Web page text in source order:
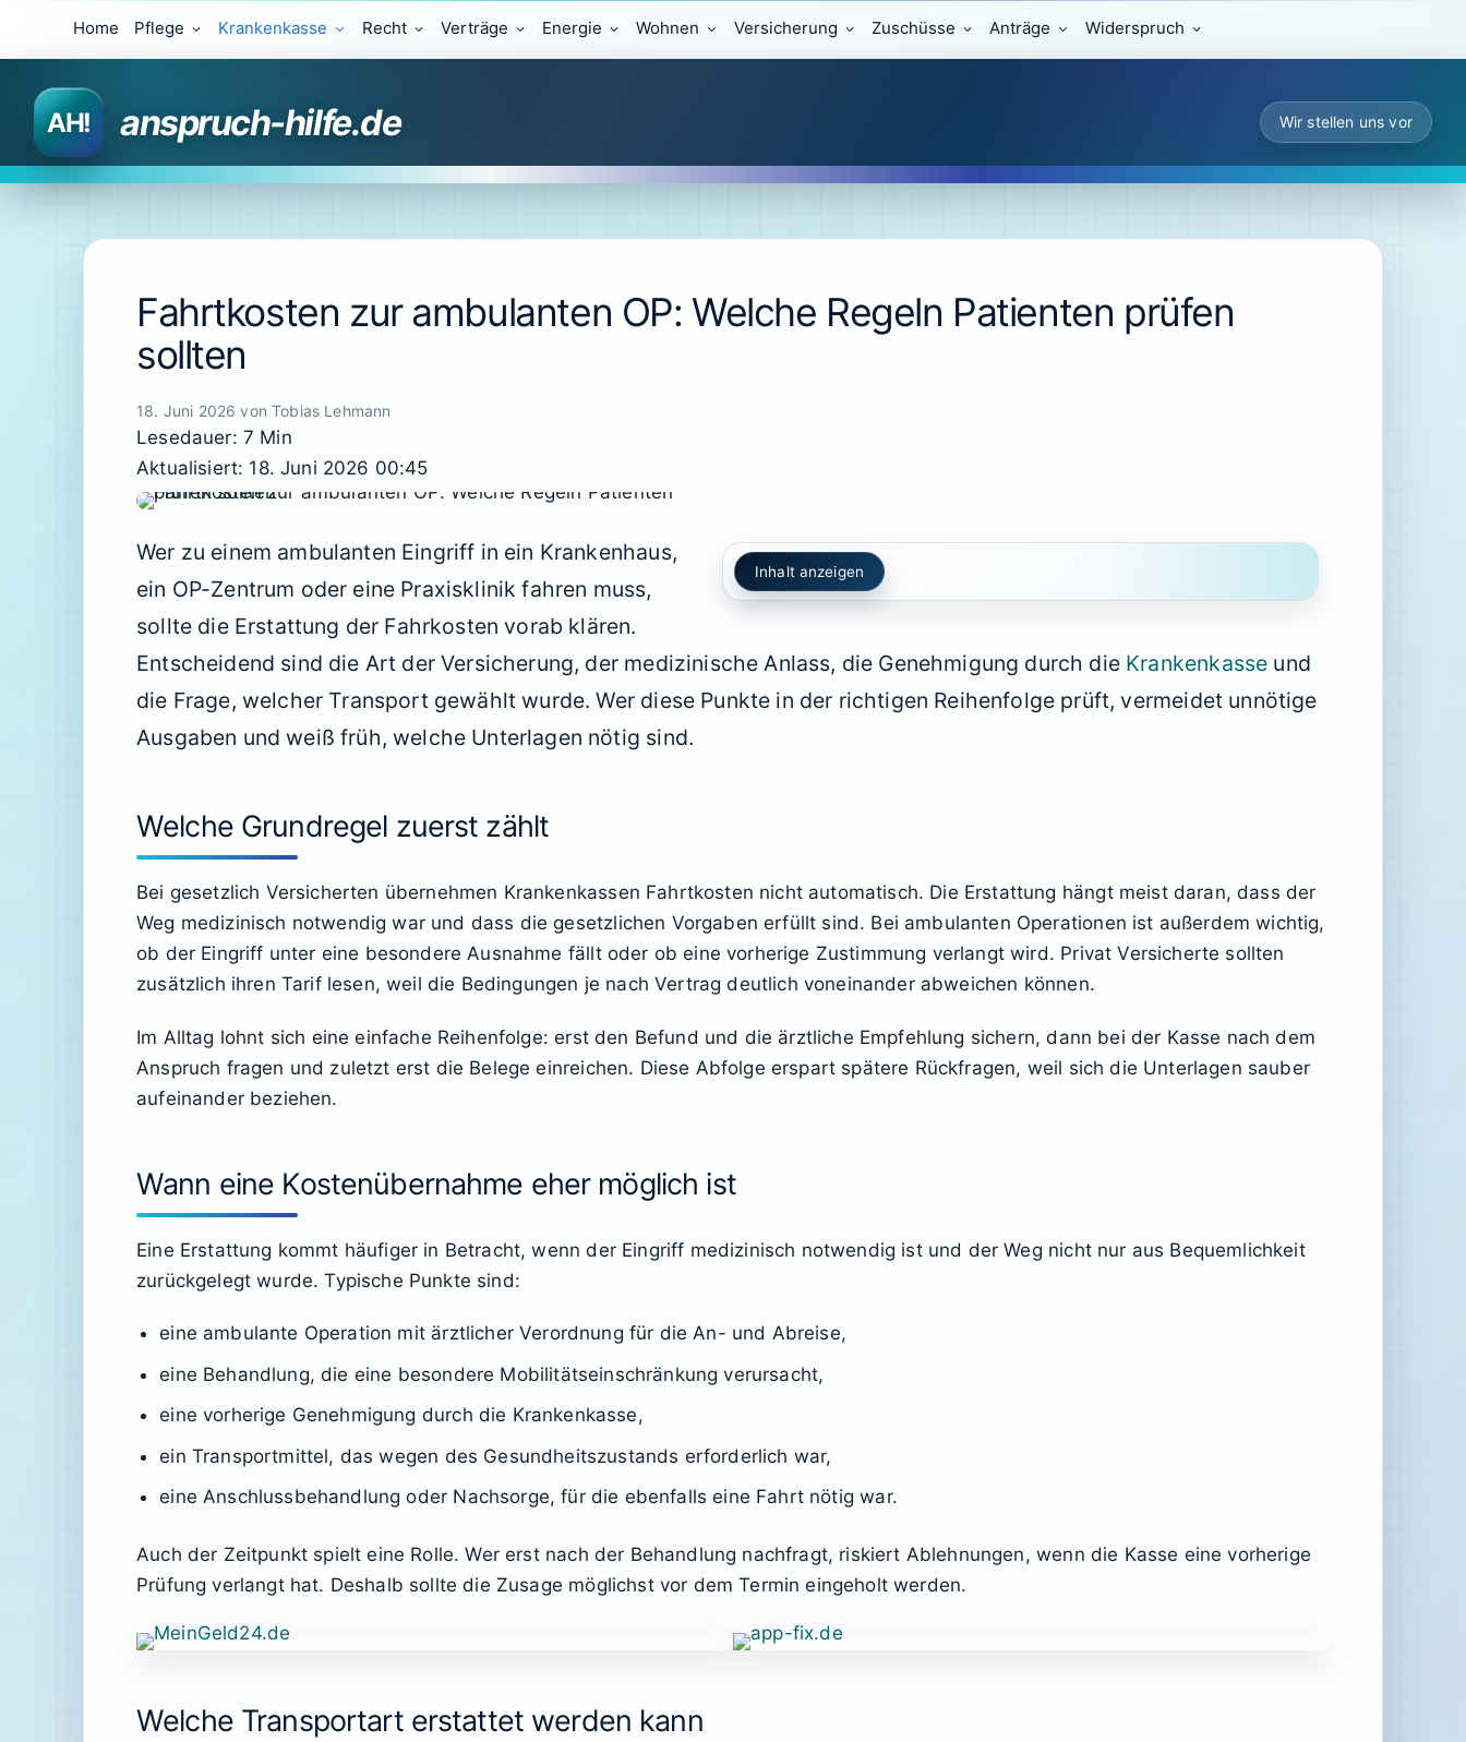
Home Pflege Krankenkasse Recht Verträge Energie Wohnen Versicherung Zuschüsse Anträge Widerspruch
anspruch-hilfe.de Wir stellen uns vor
Fahrtkosten zur ambulanten OP: Welche Regeln Patienten prüfen
sollten
18. Juni 2026 vonTobias Lehmann
Lesedauer: 7 Min
Aktualisiert: 18. Juni 2026 00:45
Inhalt anzeigen
Wer zu einem ambulanten Eingriff in ein Krankenhaus,
ein OP-Zentrum oder eine Praxisklinik fahren muss,
sollte die Erstattung der Fahrkosten vorab klären.
Entscheidend sind die Art der Versicherung, der medizinische Anlass, die Genehmigung durch die Krankenkasse und
die Frage, welcher Transport gewählt wurde. Wer diese Punkte in der richtigen Reihenfolge prüft, vermeidet unnötige
Ausgaben und weiß früh, welche Unterlagen nötig sind.
Welche Grundregel zuerst zählt
Bei gesetzlich Versicherten übernehmen Krankenkassen Fahrtkosten nicht automatisch. Die Erstattung hängt meist daran, dass der
Weg medizinisch notwendig war und dass die gesetzlichen Vorgaben erfüllt sind. Bei ambulanten Operationen ist außerdem wichtig,
ob der Eingriff unter eine besondere Ausnahme fällt oder ob eine vorherige Zustimmung verlangt wird. Privat Versicherte sollten
zusätzlich ihren Tarif lesen, weil die Bedingungen je nach Vertrag deutlich voneinander abweichen können.
Im Alltag lohnt sich eine einfache Reihenfolge: erst den Befund und die ärztliche Empfehlung sichern, dann bei der Kasse nach dem
Anspruch fragen und zuletzt erst die Belege einreichen. Diese Abfolge erspart spätere Rückfragen, weil sich die Unterlagen sauber
aufeinander beziehen.
Wann eine Kostenübernahme eher möglich ist
Eine Erstattung kommt häufiger in Betracht, wenn der Eingriff medizinisch notwendig ist und der Weg nicht nur aus Bequemlichkeit
zurückgelegt wurde. Typische Punkte sind:
eine ambulante Operation mit ärztlicher Verordnung für die An- und Abreise,
eine Behandlung, die eine besondere Mobilitätseinschränkung verursacht,
eine vorherige Genehmigung durch die Krankenkasse,
ein Transportmittel, das wegen des Gesundheitszustands erforderlich war,
eine Anschlussbehandlung oder Nachsorge, für die ebenfalls eine Fahrt nötig war.
Auch der Zeitpunkt spielt eine Rolle. Wer erst nach der Behandlung nachfragt, riskiert Ablehnungen, wenn die Kasse eine vorherige
Prüfung verlangt hat. Deshalb sollte die Zusage möglichst vor dem Termin eingeholt werden.
Welche Transportart erstattet werden kann